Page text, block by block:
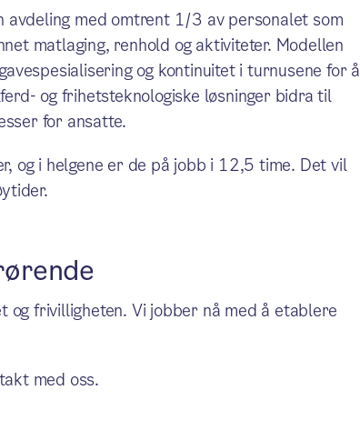
avdeling med omtrent 1/3 av personalet som
matlaging, renhold og aktiviteter. Modellen
og kontinuitet i turnusene for å
og frihetsteknologiske løsninger bidra til
for ansatte.
og i helgene er de på jobb i 12,5 time. Det vil
frivilligheten. Vi jobber nå med å etablere
med oss.